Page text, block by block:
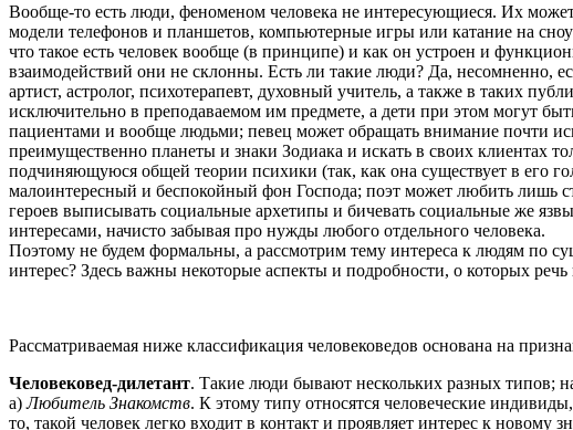
Вообще-то есть люди, феноменом человека не интересующиеся. Их
модели телефонов и планшетов, компьютерные игры или катание на
что такое есть человек вообще (в принципе) и как он устроен и
взаимодействий они не склонны. Есть ли такие люди? Да, несомненно,
артист, астролог, психотерапевт, духовный учитель, а также в таких
исключительно в преподаваемом им предмете, а дети при этом могут
пациентами и вообще людьми; певец может обращать внимание почти
преимущественно планеты и знаки Зодиака и искать в своих клиентах
подчиняющуюся общей теории психики (так, как она существует в его
малоинтересный и беспокойный фон Господа; поэт может любить лишь
героев выписывать социальные архетипы и бичевать социальные же
интересами, начисто забывая про нужды любого отдельного человека.
Поэтому не будем формальны, а рассмотрим тему интереса к людям по
интерес? Здесь важны некоторые аспекты и подробности, о которых
Рассматриваемая ниже классификация человековедов основана на
Человековед-дилетант. Такие люди бывают нескольких разных типов;
а)Любитель Знакомств. К этому типу относятся человеческие
то, такой человек легко входит в контакт и проявляет интерес к